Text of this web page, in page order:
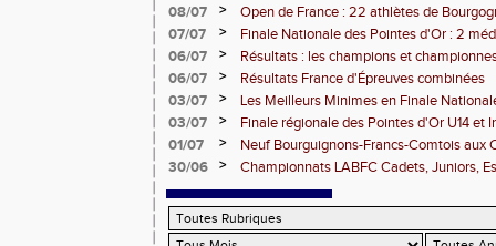
08/07
>
Open de France : 22 athlètes de
clubs) engagés
07/07 >
Finale Nationale des Pointes d'Or : 2
DUC
06/07 >
Résultats : les champions et
Dijon
06/07 >
Résultats France d'Épreuves combinées
03/07
>
Les Meilleurs Minimes en Finale
03/07
>
Finale régionale des Pointes d'Or U14 et
01/07
>
Neuf Bourguignons-Francs-Comtois aux
d'épreuves combinées
30/06 >
Championnats LABFC Cadets, Juniors,